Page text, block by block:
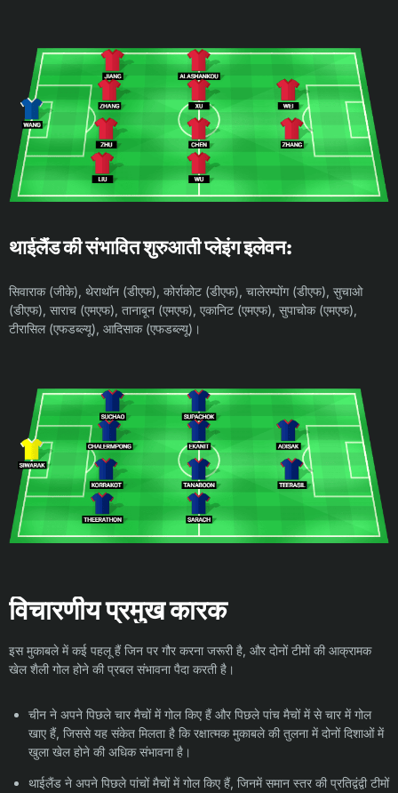
थाईलैंड की संभावित शुरुआती प्लेइंग इलेवन:
सिवाराक (जीके), थेराथॉन (डीएफ), कोर्राकोट (डीएफ), चालेरम्पोंग (डीएफ), सुचाओ
(डीएफ), साराच (एमएफ), तानाबून (एमएफ), एकानिट (एमएफ), सुपाचोक (एमएफ),
टीरासिल (एफडब्ल्यू), आदिसाक (एफडब्ल्यू)।
विचारणीय प्रमुख कारक
इस मुकाबले में कई पहलू हैं जिन पर गौर करना जरूरी है, और दोनों टीमों की आक्रामक
खेल शैली गोल होने की प्रबल संभावना पैदा करती है।
चीन ने अपने पिछले चार मैचों में गोल किए हैं और पिछले पांच मैचों में से चार में गोल
खाए हैं, जिससे यह संकेत मिलता है कि रक्षात्मक मुकाबले की तुलना में दोनों दिशाओं में
खुला खेल होने की अधिक संभावना है।
थाईलैंड ने अपने पिछले पांचों मैचों में गोल किए हैं, जिनमें समान स्तर की प्रतिद्वंद्वी टीमों